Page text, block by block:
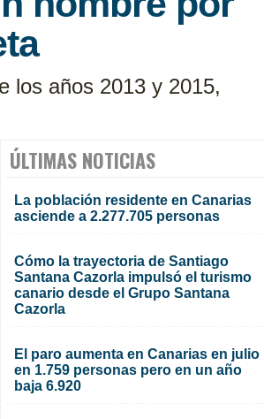
los años 2013 y 2015,
ÚLTIMAS NOTICIAS
La población residente en Canarias
asciende a 2.277.705 personas
Cómo la trayectoria de Santiago
Santana Cazorla impulsó el turismo
canario desde el Grupo Santana
Cazorla
El paro aumenta en Canarias en julio
en 1.759 personas pero en un año
baja 6.920